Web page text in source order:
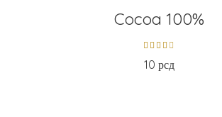
Cocoa 100%
10 рсд